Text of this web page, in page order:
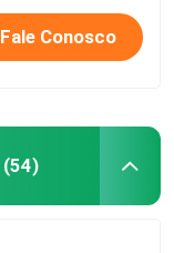
Fale Conosco
(54)